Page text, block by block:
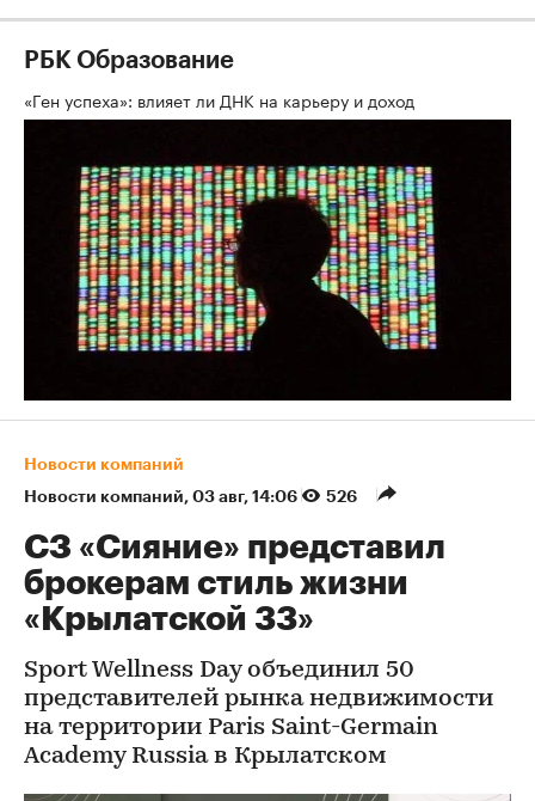
РБК Образование
«Ген успеха»: влияет ли ДНК на карьеру и доход
Новости компаний
Новости компаний⁠, 03 авг, 14:06 526
СЗ «Сияние» представил
брокерам стиль жизни
«Крылатской 33»
Sport Wellness Day объединил 50
представителей рынка недвижимости
на территории Paris Saint-Germain
Academy Russia в Крылатском